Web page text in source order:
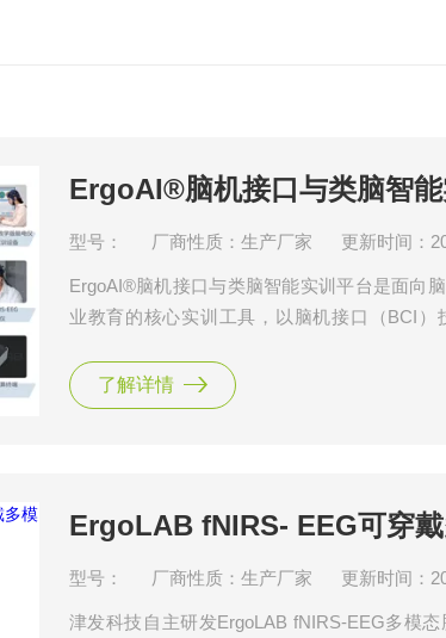
ErgoAI®脑机接口与类脑智
型号： 厂商性质：生产厂家 更新时间：
ErgoAI®脑机接口与类脑智能实训平台是面向
业教育的核心实训工具，以脑机接口（BCI
路，助力学生掌握脑机接口、类脑智能技术及
践教学同步进行，真正做到“干中学”。
了解详情
ErgoLAB fNIRS- EEG可穿
型号： 厂商性质：生产厂家 更新时间：
津发科技自主研发ErgoLAB fNIRS-EEG多模